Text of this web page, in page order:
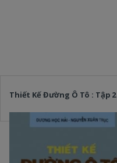
Thiết Kế Đường Ô Tô : Tập 2